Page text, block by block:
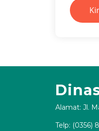
Alamat: Jl.
Telp: (0356)